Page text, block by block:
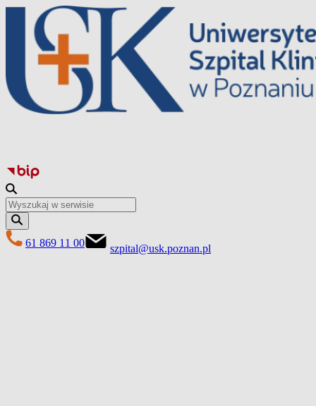
Перейти
вмісту
61 869 11 00 szpital@usk.poznan.pl